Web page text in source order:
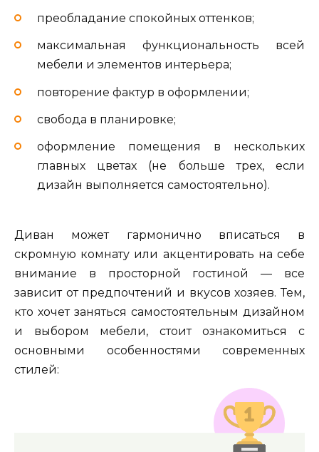
преобладание спокойных оттенков;
максимальная функциональность всей
мебели и элементов интерьера;
повторение фактур в оформлении;
свобода в планировке;
оформление помещения в нескольких
главных цветах (не больше трех, если
дизайн выполняется самостоятельно).
Диван может гармонично вписаться в
скромную комнату или акцентировать на себе
внимание в просторной гостиной — все
зависит от предпочтений и вкусов хозяев. Тем,
кто хочет заняться самостоятельным дизайном
и выбором мебели, стоит ознакомиться с
основными особенностями современных
стилей: